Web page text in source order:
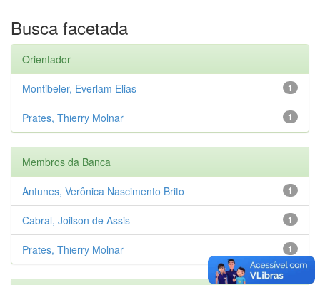
Busca facetada
Orientador
1
Montibeler, Everlam Elias
1
Prates, Thierry Molnar
Membros da Banca
1
Antunes, Verônica Nascimento Brito
1
Cabral, Joilson de Assis
1
Prates, Thierry Molnar